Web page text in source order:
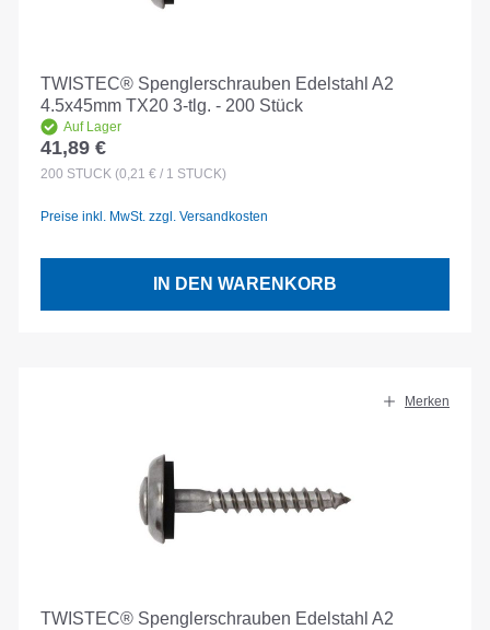
TWISTEC® Spenglerschrauben Edelstahl A2
4.5x45mm TX20 3-tlg. - 200 Stück
Auf Lager
Regulärer Preis:
41,89 €
200 STÜCK (0,21 € / 1 STÜCK)
Preise inkl. MwSt. zzgl. Versandkosten
IN DEN WARENKORB
Merken
TWISTEC® Spenglerschrauben Edelstahl A2